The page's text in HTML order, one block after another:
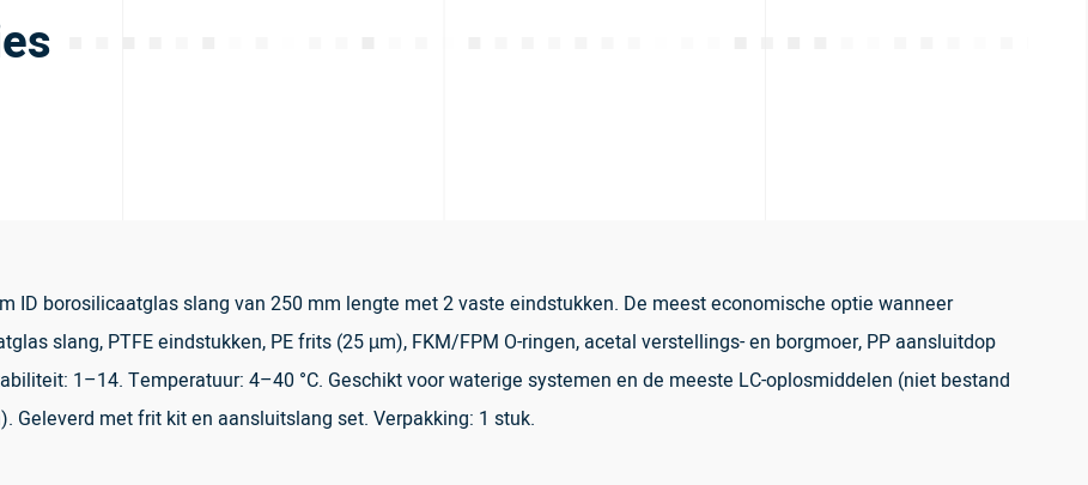
borosilicaatglas slang van 250 mm lengte met 2 vaste eindstukken. De meest economische optie wanneer
slang, PTFE eindstukken, PE frits (25 µm), FKM/FPM O-ringen, acetal verstellings- en borgmoer, PP aansluitdop
1–14. Temperatuur: 4–40 °C. Geschikt voor waterige systemen en de meeste LC-oplosmiddelen (niet bestand
met frit kit en aansluitslang set. Verpakking: 1 stuk.